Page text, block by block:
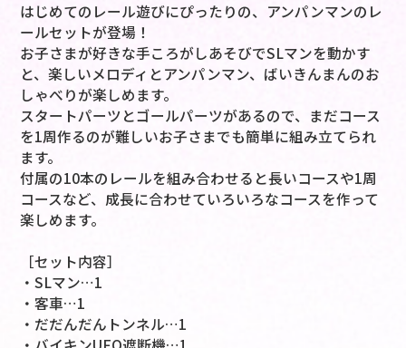
はじめてのレール遊びにぴったりの、アンパンマンのレ
ールセットが登場！
お子さまが好きな手ころがしあそびでSLマンを動かす
と、楽しいメロディとアンパンマン、ばいきんまんのお
しゃべりが楽しめます。
スタートパーツとゴールパーツがあるので、まだコース
を1周作るのが難しいお子さまでも簡単に組み立てられ
ます。
付属の10本のレールを組み合わせると長いコースや1周
コースなど、成長に合わせていろいろなコースを作って
楽しめます。
［セット内容］
・SLマン…1
・客車…1
・だだんだんトンネル…1